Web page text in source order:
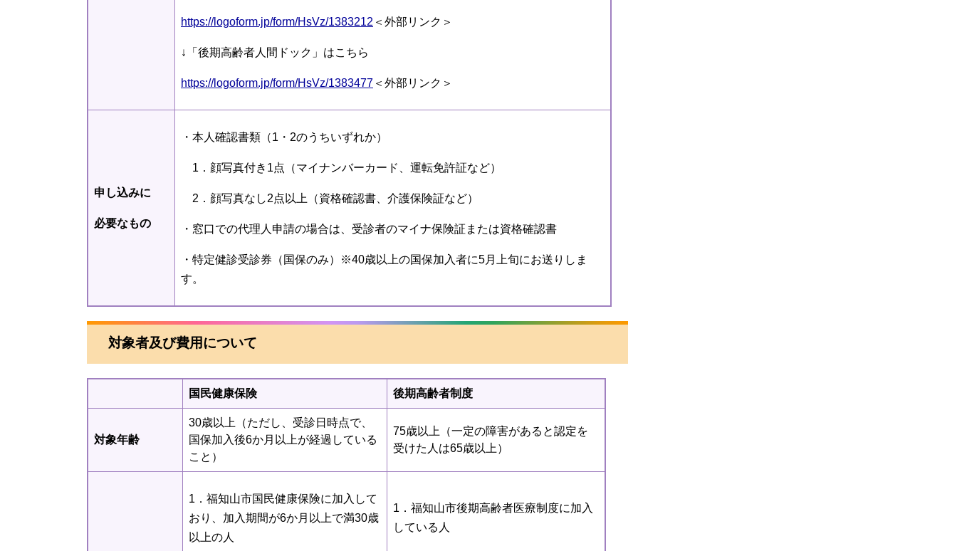
https://logoform.jp/form/HsVz/1383212 ＜外部リンク＞
↓「後期高齢者人間ドック」はこちら
https://logoform.jp/form/HsVz/1383477 ＜外部リンク＞
申し込みに
必要なもの
・本人確認書類（1・2のうちいずれか）
1．顔写真付き1点（マイナンバーカード、運転免許証など）
2．顔写真なし2点以上（資格確認書、介護保険証など）
・窓口での代理人申請の場合は、受診者のマイナ保険証または資格確認書
・特定健診受診券（国保のみ）※40歳以上の国保加入者に5月上旬にお送りしま
す。
対象者及び費用について
国民健康保険 後期高齢者制度
対象年齢
30歳以上（ただし、受診日時点で、
国保加入後6か月以上が経過している
こと）
75歳以上（一定の障害があると認定を
受けた人は65歳以上）
1．福知山市国民健康保険に加入して
おり、加入期間が6か月以上で満30歳
以上の人
1．福知山市後期高齢者医療制度に加入
している人